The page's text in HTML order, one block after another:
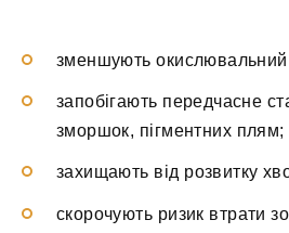
зменшують окислювальний
запобігають передчасне
зморшок, пігментних плям;
захищають від розвитку
скорочують ризик втрати